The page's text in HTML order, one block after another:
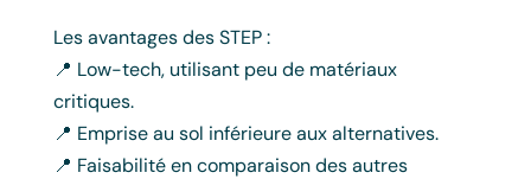
Les avantages des STEP :
📍 Low-tech, utilisant peu de matériaux
critiques.
📍 Emprise au sol inférieure aux alternatives.
📍 Faisabilité en comparaison des autres